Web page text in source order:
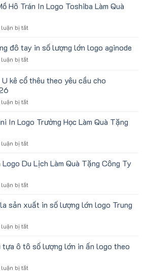
Hô Trán In Logo Toshiba Làm Quà
luận bị tắtở
Chặn
Mồ
Hô
In
Làm
Tặng
đô tay in số lượng lớn logo aginode
luận bị tắtở
cấp
băng
tay
số
lượng
logo
kê cổ thêu theo yêu cầu cho
luận bị tắtở
tặng
gối
kê
thêu
theo
cầu
ATVNCG2026
In Logo Trường Học Làm Quà Tặng
luận bị tắtở
Bông
Mini
Logo
Học
Tặng
Viên
Du Lịch Làm Quà Tặng Công Ty
luận bị tắtở
Chữ
U
Logo
Lịch
sản xuất in số lượng lớn logo Trung
luận bị tắtở
gấu
koala
xuất
tựa ô tô số lượng lớn in ấn logo theo
luận bị tắtở